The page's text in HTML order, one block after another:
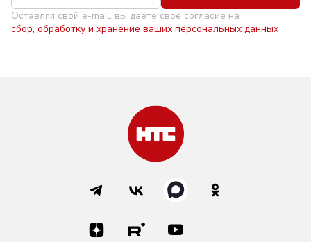
Оставляя свой e-mail, вы даете свое согласие на
сбор, обработку и хранение ваших персональных данных